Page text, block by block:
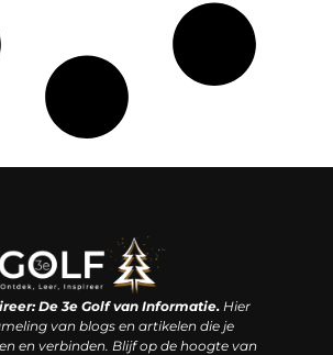
De 3e Golf van Informatie.Hier
van blogs en artikelen die je
en verbinden. Blijf op de hoogte van